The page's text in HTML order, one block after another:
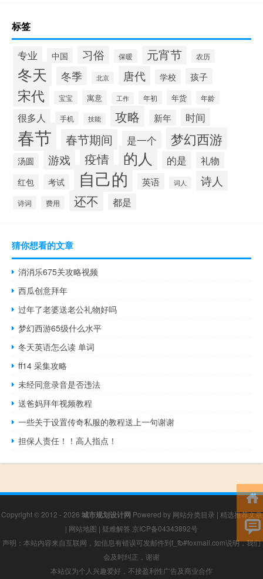
标签
专业 中国 习俗 保暖 元宵节 农历
冬天 冬季 北京 唐代 学校 孩子
宋代 宝宝 寓意 工作 年初 年货 年龄
很多人 手机 技能 攻略 新年 时间
春节 春节期间 是一个 梦幻西游
汤圆 游戏 疫情 的人 的是 礼物
红包 考试 自己的 英语 词人 诗人
诗词 费用 还不 都是
猜你想看的文章
消消乐675关攻略视频
西瓜创意拜年
过年了老婆送老公礼物好吗
梦幻西游65级什么水平
冬天英语怎么读 单词
ff14 采集攻略
未经同意录音是否违法
送爸妈拜年视频教程
一些关于设置传奇私服的教程送上一句谢谢
担保人责任！！高人指点！
Copyright © 2012 - 2026 城市规划设计网 Powered by 网站分类目录 | 精选推荐文章
| 网站地图 | 疑难解答 京ICP备04343892号
声明：本站内容来自互联网，如信息有错误可发邮件到f_fb#foxmail.com说明，我们
会及时纠正，谢谢
本站仅为个人兴趣爱好，不接盈利性广告及商业合作